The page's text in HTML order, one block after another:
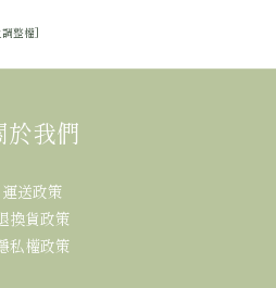
整權]
於我們
運送政策
換貨政策
私權政策